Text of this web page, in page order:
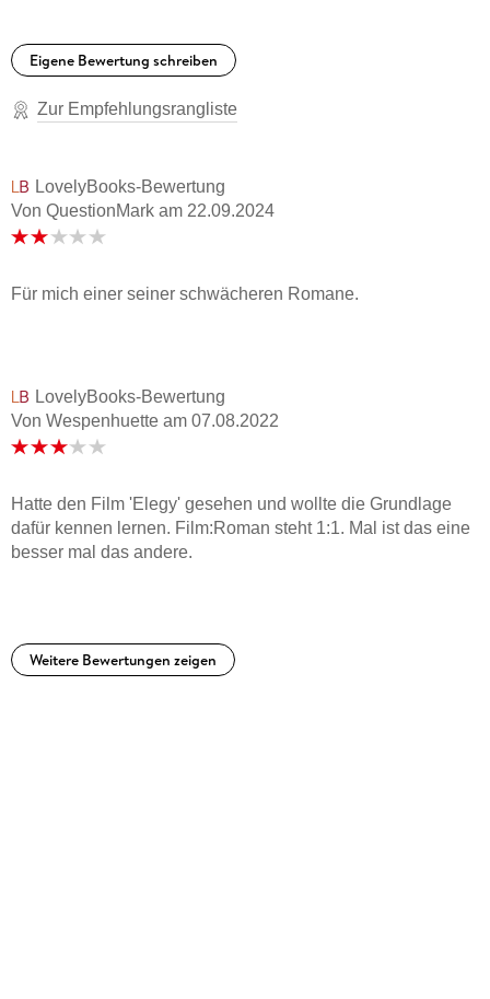
Eigene Bewertung schreiben
Zur Empfehlungsrangliste
LovelyBooks-Bewertung
Von QuestionMark am 22.09.2024
Für mich einer seiner schwächeren Romane.
LovelyBooks-Bewertung
Von Wespenhuette am 07.08.2022
Hatte den Film 'Elegy' gesehen und wollte die Grundlage
dafür kennen lernen. Film:Roman steht 1:1. Mal ist das eine
besser mal das andere.
Weitere Bewertungen zeigen